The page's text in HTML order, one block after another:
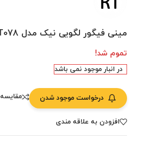
مینی فیگور لگویی نیک مدل RT078 – زوتوپبا
تموم شد!
در انبار موجود نمی باشد
درخواست موجود شدن مقایسه
افزودن به علاقه مندی